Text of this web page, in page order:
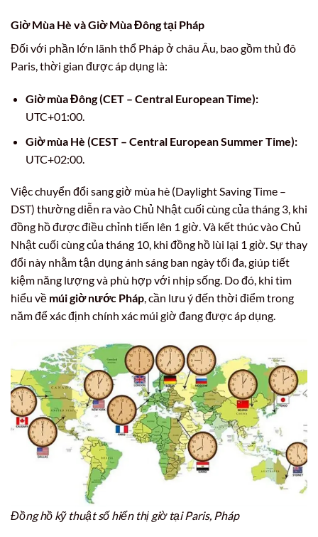
Giờ Mùa Hè và Giờ Mùa Đông tại Pháp
Đối với phần lớn lãnh thổ Pháp ở châu Âu, bao gồm thủ đô
Paris, thời gian được áp dụng là:
Giờ mùa Đông (CET – Central European Time):
UTC+01:00.
Giờ mùa Hè (CEST – Central European Summer Time):
UTC+02:00.
Việc chuyển đổi sang giờ mùa hè (Daylight Saving Time –
DST) thường diễn ra vào Chủ Nhật cuối cùng của tháng 3, khi
đồng hồ được điều chỉnh tiến lên 1 giờ. Và kết thúc vào Chủ
Nhật cuối cùng của tháng 10, khi đồng hồ lùi lại 1 giờ. Sự thay
đổi này nhằm tận dụng ánh sáng ban ngày tối đa, giúp tiết
kiệm năng lượng và phù hợp với nhịp sống. Do đó, khi tìm
hiểu về múi giờ nước Pháp, cần lưu ý đến thời điểm trong
năm để xác định chính xác múi giờ đang được áp dụng.
Đồng hồ kỹ thuật số hiển thị giờ tại Paris, Pháp